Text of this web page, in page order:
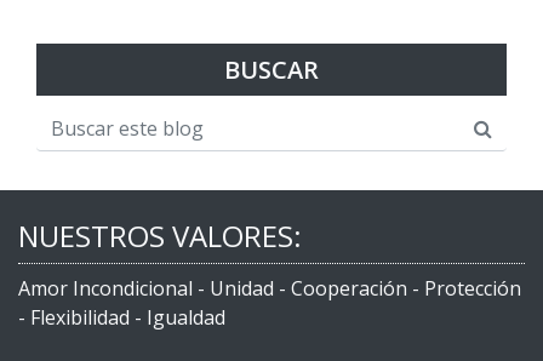
BUSCAR
NUESTROS VALORES:
Amor Incondicional - Unidad - Cooperación - Protección
- Flexibilidad - Igualdad